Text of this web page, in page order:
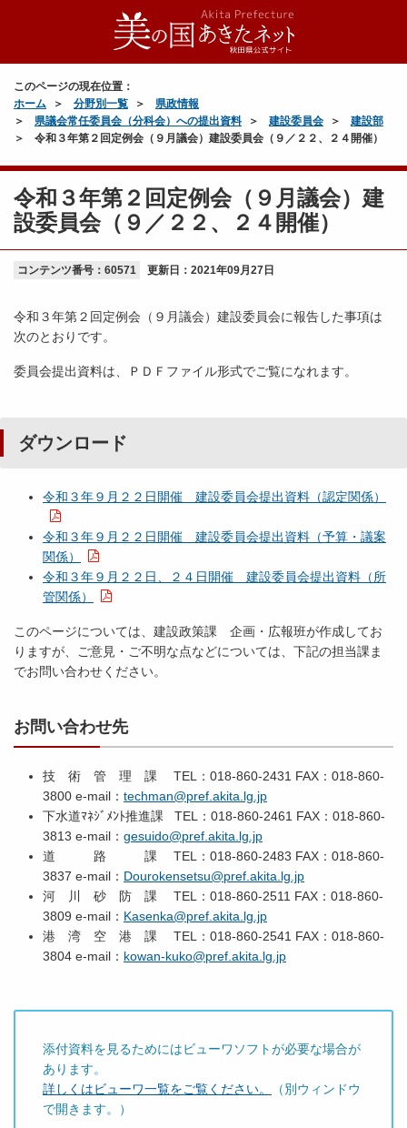
このページの現在位置：
ホーム
分野別一覧
県政情報
県議会常任委員会（分科会）への提出資料
建設委員会
建設部
令和３年第２回定例会（９月議会）建設委員会（９／２２、２４開催）
令和３年第２回定例会（９月議会）建
設委員会（９／２２、２４開催）
コンテンツ番号：60571 更新日： 2021年09月27日
令和３年第２回定例会（９月議会）建設委員会に報告した事項は
次のとおりです。
委員会提出資料は、ＰＤＦファイル形式でご覧になれます。
ダウンロード
令和３年９月２２日開催 建設委員会提出資料（認定関係）
令和３年９月２２日開催 建設委員会提出資料（予算・議案
関係）
令和３年９月２２日、２４日開催 建設委員会提出資料（所
管関係）
このページについては、建設政策課 企画・広報班が作成してお
りますが、ご意見・ご不明な点などについては、下記の担当課ま
でお問い合わせください。
お問い合わせ先
技 術 管 理 課 TEL：018-860-2431 FAX：018-860-
3800 e-mail： techman@pref.akita.lg.jp
下水道ﾏﾈｼﾞﾒﾝﾄ推進課 TEL：018-860-2461 FAX：018-860-
3813 e-mail： gesuido@pref.akita.lg.jp
道 路 課 TEL：018-860-2483 FAX：018-860-
3837 e-mail： Dourokensetsu@pref.akita.lg.jp
河 川 砂 防 課 TEL：018-860-2511 FAX：018-860-
3809 e-mail： Kasenka@pref.akita.lg.jp
港 湾 空 港 課 TEL：018-860-2541 FAX：018-860-
3804 e-mail： kowan-kuko@pref.akita.lg.jp
添付資料を見るためにはビューワソフトが必要な場合が
あります。
詳しくはビューワ一覧をご覧ください。
（別ウィンドウ
で開きます。）